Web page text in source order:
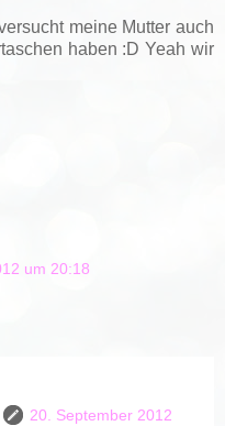
meine Mutter auch
haben :D Yeah wir
um 20:18
20. September 2012